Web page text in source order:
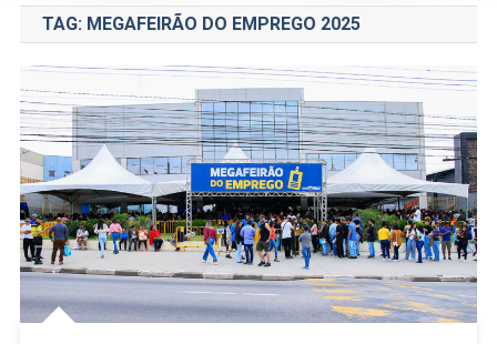
TAG: MEGAFEIRÃO DO EMPREGO 2025